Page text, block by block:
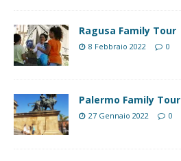
Ragusa Family Tour
8 Febbraio 2022 0
Palermo Family Tour
27 Gennaio 2022 0